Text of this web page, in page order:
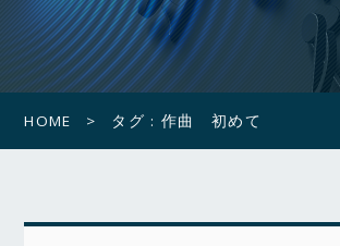
HOME タグ : 作曲 初めて